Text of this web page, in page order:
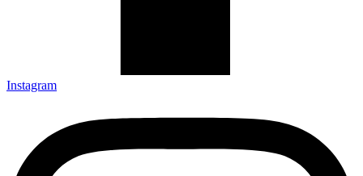
Instagram